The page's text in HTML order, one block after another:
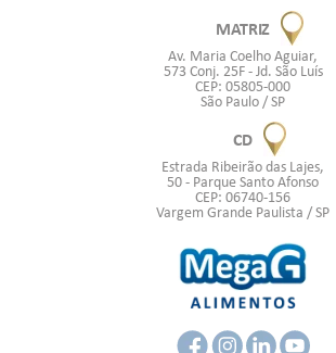
MATRIZ
Av. Maria Coelho Aguiar,
573 Conj. 25F - Jd. São Luís
CEP: 05805-000
São Paulo / SP
CD
Estrada Ribeirão das Lajes,
50 - Parque Santo Afonso
CEP: 06740-156
Vargem Grande Paulista / SP